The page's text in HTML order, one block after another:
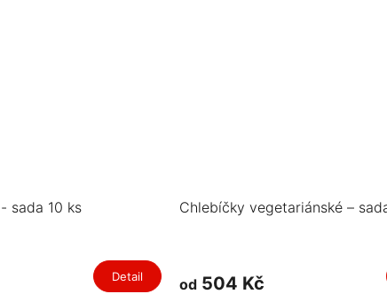
sada 10 ks
Detail
Chlebíčky vegetariánské –
od 504 Kč